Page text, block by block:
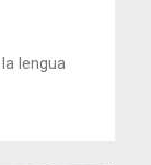
lengua